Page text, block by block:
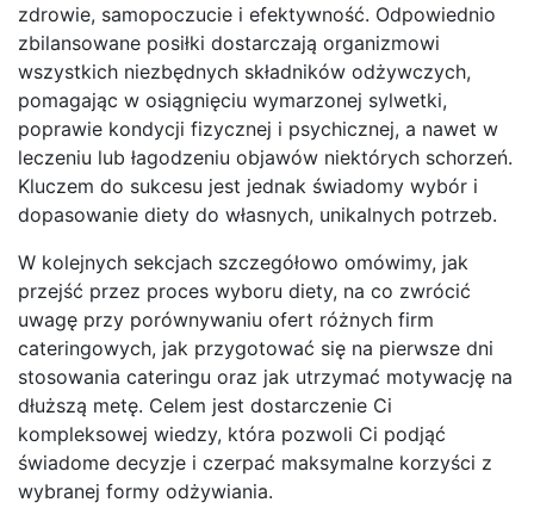
zdrowie, samopoczucie i efektywność. Odpowiednio
zbilansowane posiłki dostarczają organizmowi
wszystkich niezbędnych składników odżywczych,
pomagając w osiągnięciu wymarzonej sylwetki,
poprawie kondycji fizycznej i psychicznej, a nawet w
leczeniu lub łagodzeniu objawów niektórych schorzeń.
Kluczem do sukcesu jest jednak świadomy wybór i
dopasowanie diety do własnych, unikalnych potrzeb.
W kolejnych sekcjach szczegółowo omówimy, jak
przejść przez proces wyboru diety, na co zwrócić
uwagę przy porównywaniu ofert różnych firm
cateringowych, jak przygotować się na pierwsze dni
stosowania cateringu oraz jak utrzymać motywację na
dłuższą metę. Celem jest dostarczenie Ci
kompleksowej wiedzy, która pozwoli Ci podjąć
świadome decyzje i czerpać maksymalne korzyści z
wybranej formy odżywiania.